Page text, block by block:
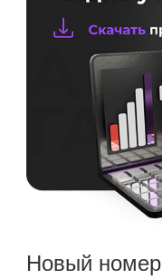
Новый номер